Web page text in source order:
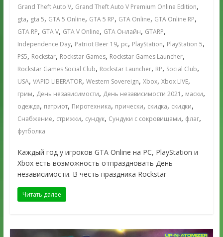
Grand Theft Auto V, Grand Theft Auto V Premium Online Edition,
gta, gta 5, GTA 5 Online, GTA 5 RP, GTA Online, GTA Online RP,
GTA RP, GTA V, GTA V Online, GTA Онлайн, GTARP,
Independence Day, Patriot Beer 19, pc, PlayStation, PlayStation 5,
PS5, Rockstar, Rockstar Games, Rockstar Games Launcher,
Rockstar Games Social Club, Rockstar Launcher, RP, Social Club,
USA, VAPID LIBERATOR, Western Sovereign, Xbox, Xbox LIVE,
грим, День независимости, День независимости 2021 , маски,
одежда, патриот, Пиротехника, прически, скидка, скидки,
Снабжение, стрижки, сундук, Сундуки с сокровищами, флаг,
футболка
Каждый год у игроков GTA Online на PC, PlayStation и
Xbox есть возможность отпраздновать День
независимости. В честь праздника Rockstar
Читать далее